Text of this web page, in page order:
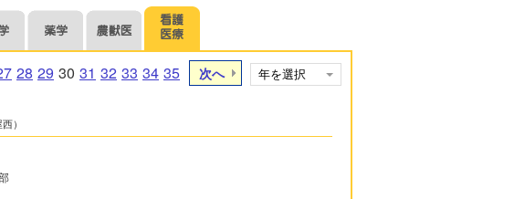
28 29 30 31 32 33 34 35 次へ
）